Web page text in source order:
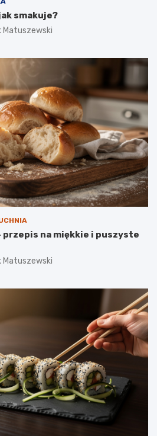
smakuje?
Matuszewski
przepis na miękkie i puszyste
Matuszewski